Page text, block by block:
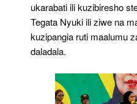
ukarabati ili kuzibiresho
Tegata Nyuki ili ziwe na
kuzipangia ruti maalumu
daladala.